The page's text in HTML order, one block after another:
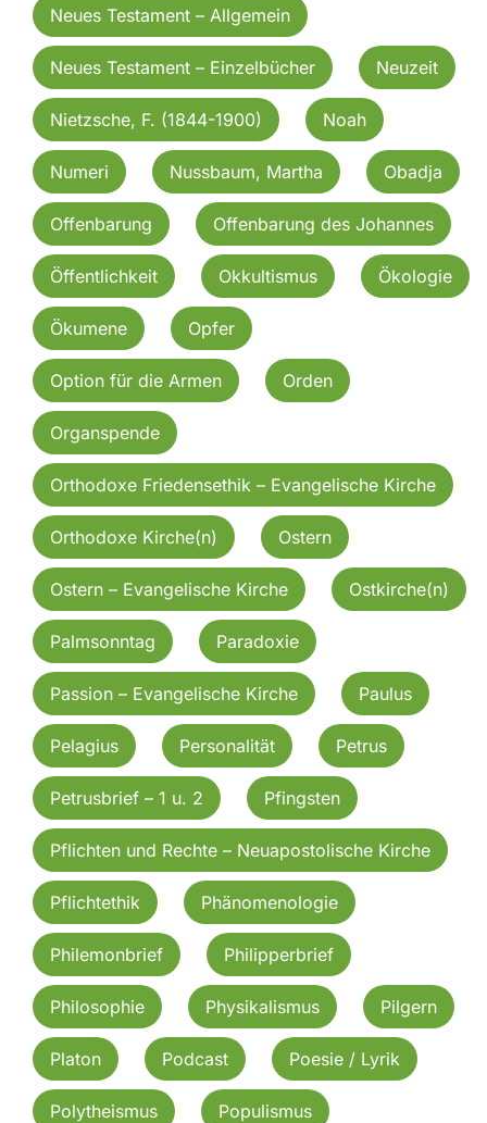
Neues Testament – Allgemein
Neues Testament – Einzelbücher Neuzeit
Nietzsche, F. (1844-1900) Noah
Numeri Nussbaum, Martha Obadja
Offenbarung Offenbarung des Johannes
Öffentlichkeit Okkultismus Ökologie
Ökumene Opfer
Option für die Armen Orden
Organspende
Orthodoxe Friedensethik – Evangelische Kirche
Orthodoxe Kirche(n) Ostern
Ostern – Evangelische Kirche Ostkirche(n)
Palmsonntag Paradoxie
Passion – Evangelische Kirche Paulus
Pelagius Personalität Petrus
Petrusbrief – 1 u. 2 Pfingsten
Pflichten und Rechte – Neuapostolische Kirche
Pflichtethik Phänomenologie
Philemonbrief Philipperbrief
Philosophie Physikalismus Pilgern
Platon Podcast Poesie / Lyrik
Polytheismus Populismus